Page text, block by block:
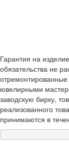
Гарантия на
обязательства не
ювелирными
заводскую бирку,
реализованного
принимаются в